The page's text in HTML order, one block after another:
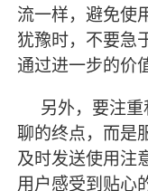
流一样，避免使
犹豫时，不要急
通过进一步的价
另外，要注
聊的终点，而是
及时发送使用注
用户感受到贴心